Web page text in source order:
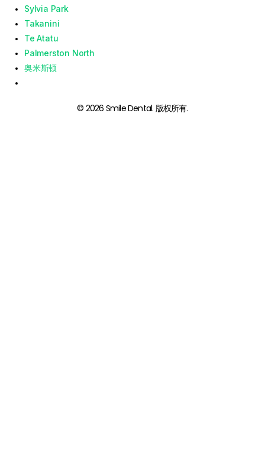
Sylvia Park
Takanini
Te Atatu
Palmerston North
奥米斯顿
© 2026 Smile Dental. 版权所有.